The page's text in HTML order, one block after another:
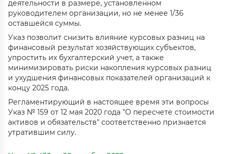
деятельности в размере, установленном
руководителем организации, но не менее 1/36
оставшейся суммы.
Указ позволит снизить влияние курсовых разниц на
финансовый результат хозяйствующих субъектов,
упростить их бухгалтерский учет, а также
минимизировать риски накопления курсовых разниц
и ухудшения финансовых показателей организаций к
концу 2025 года.
Регламентирующий в настоящее время эти вопросы
Указ № 159 от 12 мая 2020 года "О пересчете стоимости
активов и обязательств" соответственно признается
утратившим силу.